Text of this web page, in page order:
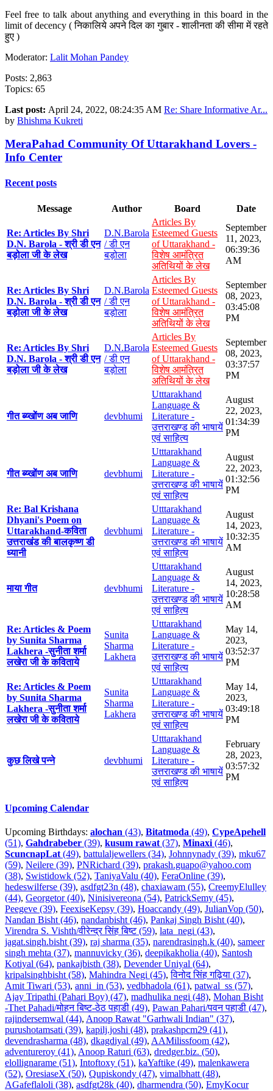
Feel free to talk about anything and everything in this board in the
limit of decency ( निकालिये अपने दिल का गुबार - शालीनता की सीमा में रहते
हुए )
Moderator: Lalit Mohan Pandey
Posts: 2,863
Topics: 65
Last post: April 24, 2022, 08:24:35 AM Re: Share Informative Ar...
by Bhishma Kukreti
MeraPahad Community Of Uttarakhand Lovers -
Info Center
Recent posts
Message Author Board Date
Re: Articles By Shri
D.N. Barola - श्री डी एन
बड़ोला जी के लेख
D.N.Barola
/ डी एन
बड़ोला
Articles By
Esteemed Guests
of Uttarakhand -
विशेष आमंत्रित
अतिथियों के लेख
September
11, 2023,
06:39:36
AM
Re: Articles By Shri
D.N. Barola - श्री डी एन
बड़ोला जी के लेख
D.N.Barola
/ डी एन
बड़ोला
Articles By
Esteemed Guests
of Uttarakhand -
विशेष आमंत्रित
अतिथियों के लेख
September
08, 2023,
03:45:08
PM
Re: Articles By Shri
D.N. Barola - श्री डी एन
बड़ोला जी के लेख
D.N.Barola
/ डी एन
बड़ोला
Articles By
Esteemed Guests
of Uttarakhand -
विशेष आमंत्रित
अतिथियों के लेख
September
08, 2023,
03:37:57
PM
गीत ब्य्खोंण अब जाणि devbhumi
Utttarakhand
Language &
Literature -
उत्तराखण्ड की भाषायें
एवं साहित्य
August
22, 2023,
01:34:39
PM
गीत ब्य्खोंण अब जाणि devbhumi
Utttarakhand
Language &
Literature -
उत्तराखण्ड की भाषायें
एवं साहित्य
August
22, 2023,
01:32:56
PM
Re: Bal Krishana
Dhyani's Poem on
Uttarakhand-कविता
उत्तराखंड की बालकृष्ण डी
ध्यानी
devbhumi
Utttarakhand
Language &
Literature -
उत्तराखण्ड की भाषायें
एवं साहित्य
August
14, 2023,
10:32:35
AM
माया गीत devbhumi
Utttarakhand
Language &
Literature -
उत्तराखण्ड की भाषायें
एवं साहित्य
August
14, 2023,
10:28:58
AM
Re: Articles & Poem
by Sunita Sharma
Lakhera -सुनीता शर्मा
लखेरा जी के कविताये
Sunita
Sharma
Lakhera
Utttarakhand
Language &
Literature -
उत्तराखण्ड की भाषायें
एवं साहित्य
May 14,
2023,
03:52:37
PM
Re: Articles & Poem
by Sunita Sharma
Lakhera -सुनीता शर्मा
लखेरा जी के कविताये
Sunita
Sharma
Lakhera
Utttarakhand
Language &
Literature -
उत्तराखण्ड की भाषायें
एवं साहित्य
May 14,
2023,
03:49:18
PM
कुछ लिखे पन्ने devbhumi
Utttarakhand
Language &
Literature -
उत्तराखण्ड की भाषायें
एवं साहित्य
February
28, 2023,
03:57:32
PM
Upcoming Calendar
Upcoming Birthdays: alochan (43), Bitatmoda (49), CypeApehell
(51), Gahdrabeber (39), kusum rawat(37), Minaxi(46),
ScuncnapLat(49), battulaljewellers (34), Johnnynady (39), mku67
(59), Neilere (39), PNRichard (39), prakash.guapo@yahoo.com
(38), Swistidowk (52), TaniyaValu (40), FeraOnline (39),
hedeswilferse (39), asdfgt23n (48), chaxiawam (55), CreemyElulley
(44), Georgetor (40), Ninisivereona (54), PatrickSemy (45),
Peegeve (39), FeexiseKepsy (39), Hoaccandy (49), JulianVop (50),
Nandan Bisht (46), nandanbisht (46), Pankaj Singh Bisht (40),
Virendra S. Vishth/वीरेन्द्र सिंह बिष्ट (59), lata_negi (43),
jagat.singh.bisht (39), raj sharma (35), narendrasingh.k (40), sameer
singh mehta (37), mannuvicky (36), deepikakholia (40), Santosh
Kotiyal (64), pankajbisth (38), Devender Uniyal (64),
kripalsinghbisht (58), Mahindra Negi (45),विनोद सिंह गढ़िया (37),
Amit Tiwari (53), anni_in (53), vedbhadola (61), patwal_ss (57),
Ajay Tripathi (Pahari Boy) (47), madhulika negi (48), Mohan Bisht
-Thet Pahadi/मोहन बिष्ट-ठेठ पहाडी (49), Pawan Pahari/पवन पहाडी (47),
rajindersemwal (44), Anoop Rawat "Garhwali Indian" (37),
purushotamsati (39), kapilj.joshi (48), prakashpcm29 (41),
devendrasharma (48), dkagdiyal (49), AAMilissfoom (42),
adventureroy (41), Anoop Raturi (63), dredger.biz. (50),
elollignarame (51), Intoftoxy (51), kaYaftike (49), malenkawera
(52), OresiaseX (50), Qupiskondy (47), vimalbhatt (48),
AGafeflaloli (38), asdfgt28k (40), dharmendra (50), EmyKocur